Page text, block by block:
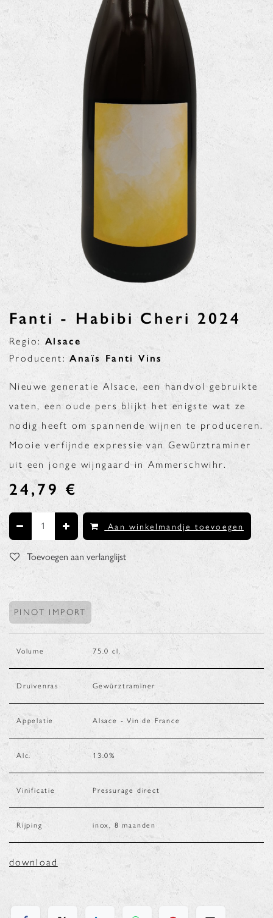
Fanti - Habibi Cheri 2024
Regio: Alsace
Producent:Anaïs Fanti Vins
Nieuwe generatie Alsace, een handvol gebruikte
vaten, een oude pers blijkt het enigste wat ze
nodig heeft om spannende wijnen te produceren.
Mooie verfijnde expressie van Gewürztraminer
uit een jonge wijngaard in Ammerschwihr.
24,79 €
Aan winkelmandje toevoegen
Toevoegen aan verlanglijst
PINOT IMPORT
Volume 75.0 cl.
Druivenras Gewürztraminer
Appelatie Alsace - Vin de France
Alc. 13.0%
Vinificatie Pressurage direct
Rijping inox, 8 maanden
download